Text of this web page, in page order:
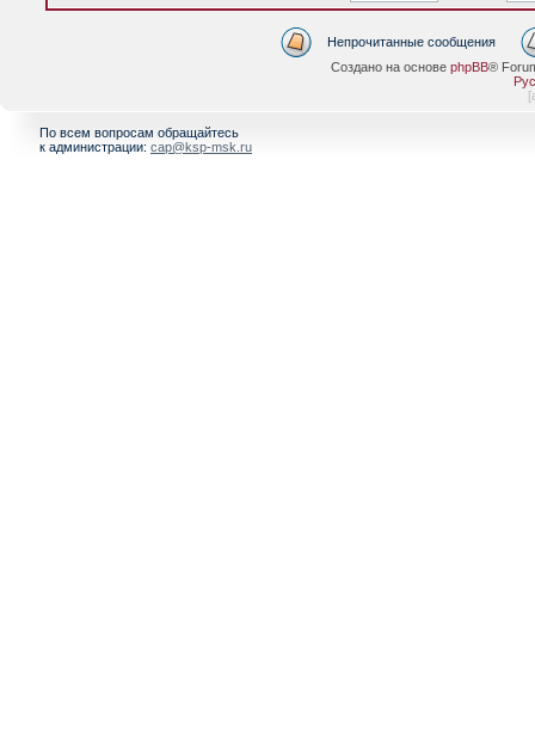
Непрочитанные сообщения
Создано на основе phpBB®
[
По всем вопросам обращайтесь
к администрации: cap@ksp-msk.ru